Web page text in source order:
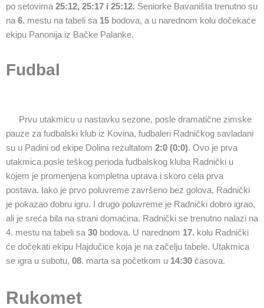
po setovima 25:12, 25:17 i 25:12. Seniorke Bavaništa trenutno su
na 6. mestu na tabeli sa 15 bodova, a u narednom kolu dočekaće
ekipu Panonija iz Bačke Palanke.
Fudbal
Prvu utakmicu u nastavku sezone, posle dramatične zimske
pauze za fudbalski klub iz Kovina, fudbaleri Radničkog savladani
su u Padini od ekipe Dolina rezultatom 2:0 (0:0). Ovo je prva
utakmica posle teškog perioda fudbalskog kluba Radnički u
kojem je promenjena kompletna uprava i skoro cela prva
postava. Iako je prvo poluvreme završeno bez golova, Radnički
je pokazao dobru igru. I drugo poluvreme je Radnički dobro igrao,
ali je sreća bila na strani domaćina. Radnički se trenutno nalazi na
4. mestu na tabeli sa30 bodova. U narednom 17. kolu Radnički
će dočekati ekipu Hajdučice koja je na začelju tabele. Utakmica
se igra u subotu, 08. marta sa početkom u 14:30 časova.
Rukomet